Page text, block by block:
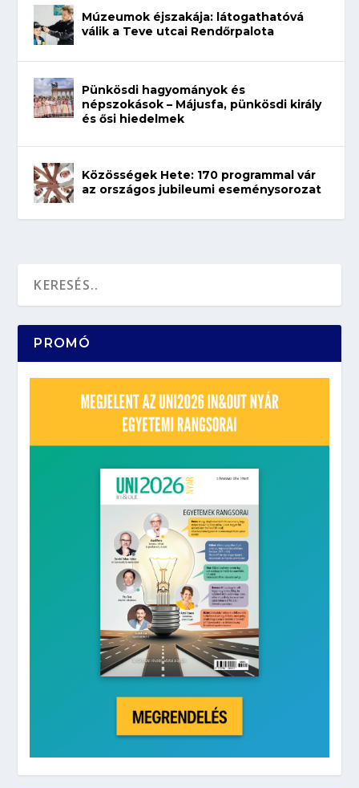
Múzeumok éjszakája: látogathatóvá
válik a Teve utcai Rendőrpalota
Pünkösdi hagyományok és
népszokások – Májusfa, pünkösdi király
és ősi hiedelmek
Közösségek Hete: 170 programmal vár
az országos jubileumi eseménysorozat
PROMÓ